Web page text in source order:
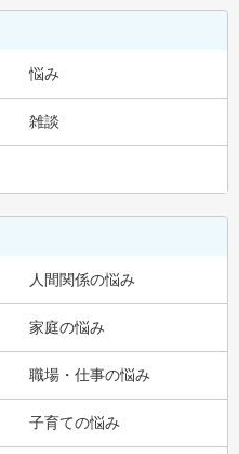
悩み
雑談
人間関係の悩み
家庭の悩み
職場・仕事の悩み
子育ての悩み